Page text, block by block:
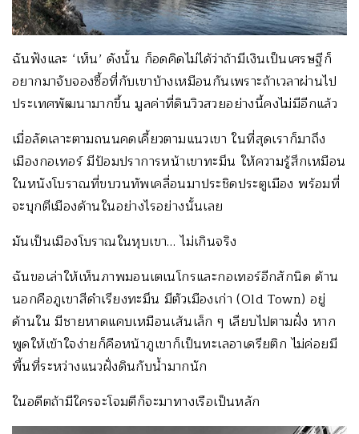
ฉันฟังและ ‘เห็น’ ดังนั้น ก็อดคิดไม่ได้ว่าถ้ามีเงินเป็นเศรษฐีก็
อยากมาจับจองซื้อที่กับเขาบ้างเหมือนกันเพราะถ้าเวลาผ่านไป
ประเทศพัฒนามากขึ้น มูลค่าที่ดินวิวสวยอย่างนี้คงไม่มีอีกแล้ว
เมื่อลัดเลาะตามถนนคดเคี้ยวตามแนวเขา ในที่สุดเราก็มาถึง
เมืองกอเทอร์ มีป้อมปราการหน้าเขาทะมึน ให้ความรู้สึกเหมือน
ในหนังโบราณที่ขบวนทัพเคลื่อนมาประชิดประตูเมือง พร้อมที่
จะบุกตีเมืองด้านในอย่างไรอย่างนั้นเลย
มันเป็นเมืองโบราณในหุบเขา… ไม่เกินจริง
ฉันขอเล่าให้เห็นภาพมอนเตเนโกรและกอเทอร์อีกสักนิด ด้าน
นอกคือภูเขาสีดำเรียงทะมึน มีตัวเมืองเก่า (Old Town) อยู่
ด้านใน มีชายหาดแคบเหมือนเส้นเล็ก ๆ เลียบไปตามฝั่ง หาก
พูดให้เข้าใจง่ายก็คือหน้าภูเขาก็เป็นทะเลอาเดรียติก ไม่ค่อยมี
พื้นที่ระหว่างแนวฝั่งดินกับน้ำมากนัก
ในอดีตถ้ามีใครจะโจมตีก็จะมาทางเรือเป็นหลัก